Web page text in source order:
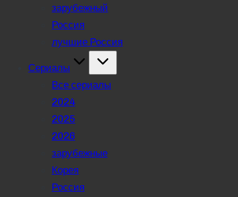
зарубежный
Россия
лучшие Россия
Сериалы
Все сериалы
2024
2025
2026
зарубежные
Корея
Россия